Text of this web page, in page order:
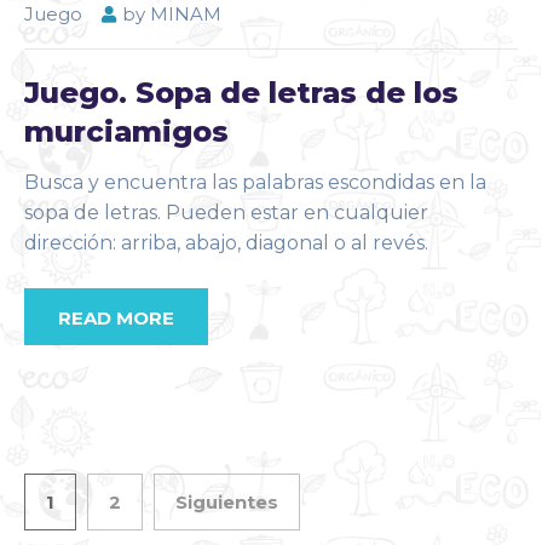
Juego
by MINAM
Juego. Sopa de letras de los
murciamigos
Busca y encuentra las palabras escondidas en la
sopa de letras. Pueden estar en cualquier
dirección: arriba, abajo, diagonal o al revés.
READ MORE
1 2 Siguientes